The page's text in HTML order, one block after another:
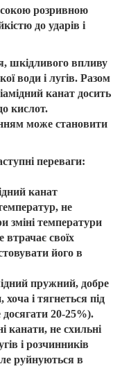
розривною
до ударів і
шкідливого впливу
води і лугів. Разом
канат досить
кислот.
може становити
переваги:
канат
не
зміні температури
втрачає своїх
його в
пружний, добре
і тягнеться під
20-25%).
канати, не схильні
і розчинників
руйнуються в